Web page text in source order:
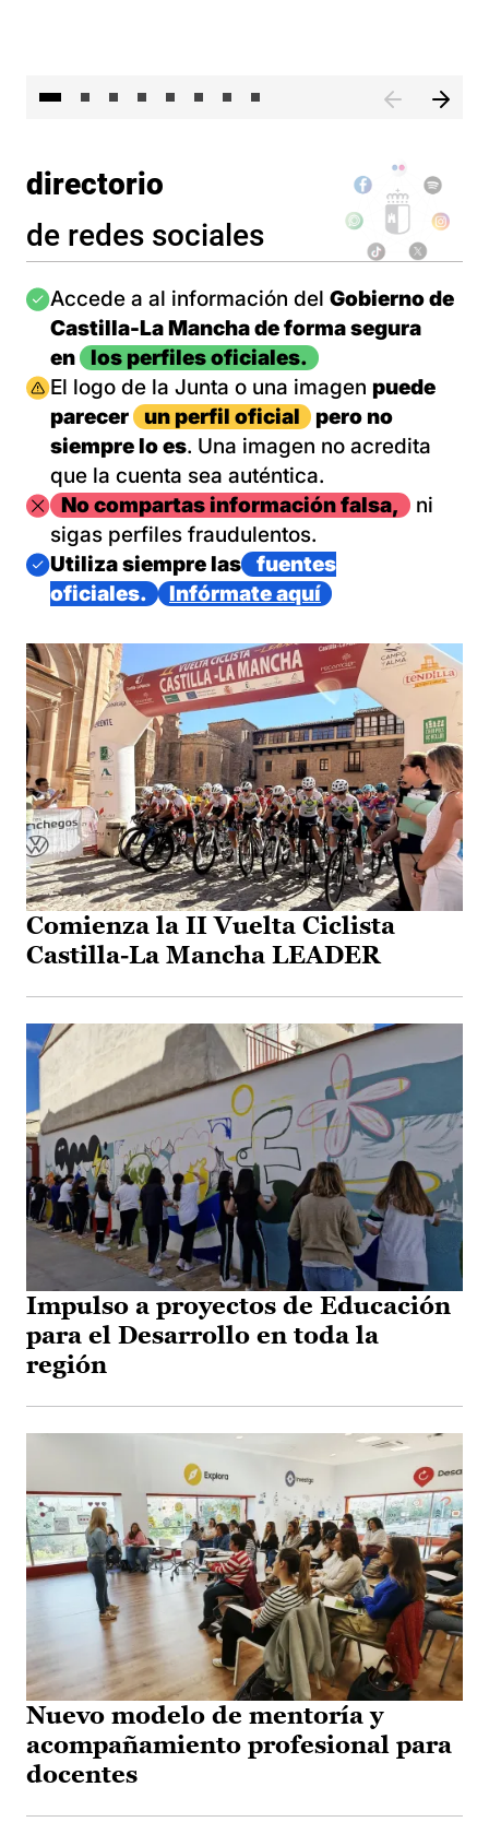
directorio
de redes sociales
Imagen
Accede a al información del Gobierno de
Castilla-La Mancha de forma segura
en
los perfiles oficiales.
Imagen
El logo de la Junta o una imagen puede
parecer
un perfil oficial
pero no
siempre lo es. Una imagen no acredita
que la cuenta sea auténtica.
ImagenNo compartas información falsa,
ni
sigas perfiles fraudulentos.
Imagen
Utiliza siempre las
fuentes
oficiales.
Infórmate aquí
Comienza la II Vuelta Ciclista
Castilla-La Mancha LEADER
Impulso a proyectos de Educación
para el Desarrollo en toda la
región
Nuevo modelo de mentoría y
acompañamiento profesional para
docentes